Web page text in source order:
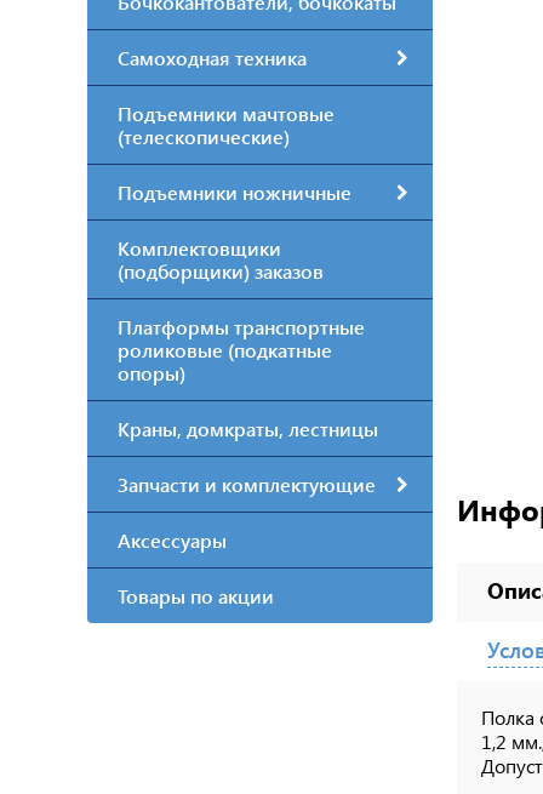
Самоходная техника
Подъемники мачтовые
(телескопические)
Подъемники ножничные
Комплектовщики
(подборщики) заказов
Платформы транспортные
роликовые (подкатные
опоры)
Краны, домкраты, лестницы
Запчасти и комплектующие
Аксессуары
Товары по акции
Полка
1,2